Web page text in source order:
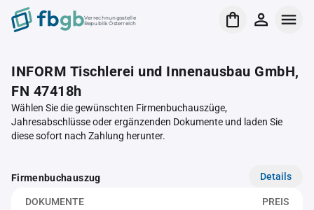
Verrechnungsstelle
Republik Österreich
INFORM Tischlerei und Innenausbau GmbH,
FN 47418h
Wählen Sie die gewünschten Firmenbuchauszüge,
Jahresabschlüsse oder ergänzenden Dokumente und laden Sie
diese sofort nach Zahlung herunter.
Firmenbuchauszug Details
DOKUMENTE PREIS